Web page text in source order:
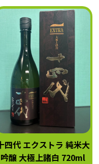
四代 エクストラ 純米大
吟醸 大極上諸白 720ml